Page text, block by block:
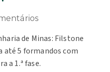
de Minas: Filstone
até 5 formandos com
a 1.ª fase.